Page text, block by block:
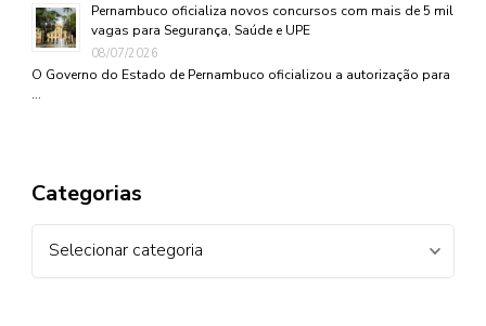
Pernambuco oficializa novos concursos com mais de 5 mil
vagas para Segurança, Saúde e UPE
08/07/2026
O Governo do Estado de Pernambuco oficializou a autorização para
…
Categorias